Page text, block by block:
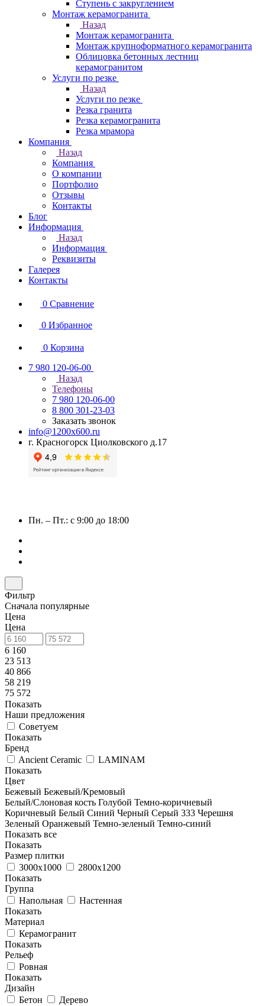
Ступень с закруглением
Монтаж керамогранита
Назад
Монтаж керамогранита
Монтаж крупноформатного керамогранита
Облицовка бетонных лестниц
керамогранитом
Услуги по резке
Назад
Услуги по резке
Резка гранита
Резка керамогранита
Резка мрамора
Компания
Назад
Компания
О компании
Портфолио
Отзывы
Контакты
Блог
Информация
Назад
Информация
Реквизиты
Галерея
Контакты
0 Сравнение
0 Избранное
0 Корзина
7 980 120-06-00
Назад
Телефоны
7 980 120-06-00
8 800 301-23-03
Заказать звонок
info@1200x600.ru
г. Красногорск Циолковского д.17
Пн. – Пт.: с 9:00 до 18:00
Фильтр
Сначала популярные
Цена
Цена
6 160
23 513
40 866
58 219
75 572
Показать
Наши предложения
Советуем
Показать
Бренд
Ancient Ceramic
LAMINAM
Показать
Цвет
Бежевый Бежевый/Кремовый
Белый/Слоновая кость Голубой Темно-коричневый
Коричневый Белый Синий Черный Серый 333 Черешня
Зеленый Оранжевый Темно-зеленый Темно-синий
Показать все
Показать
Размер плитки
3000x1000
2800х1200
Показать
Группа
Напольная
Настенная
Показать
Материал
Керамогранит
Показать
Рельеф
Ровная
Показать
Дизайн
Бетон
Дерево